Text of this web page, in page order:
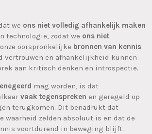
we ons niet volledig afhankelijk maken
technologie, zodat we ons niet
oorspronkelijke bronnen van kennis
vertrouwen en afhankelijkheid kunnen
aan kritisch denken en introspectie.
mag worden, is dat
vaak tegenspreken en geregeld op
terugkomen. Dit benadrukt dat
waarheid zelden absoluut is en dat de
voortdurend in beweging blijft.